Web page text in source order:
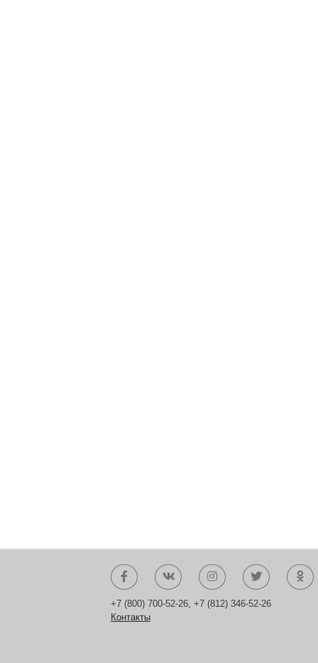
+7 (800) 700-52-26, +7 (812) 346-52-26
Контакты